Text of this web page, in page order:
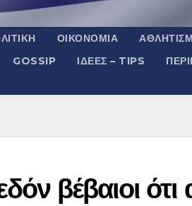
ΟΙΚΟΝΟΜΊΑ
GOSSIP ΙΔΈΕΣ – TIPS
βέβαιοι